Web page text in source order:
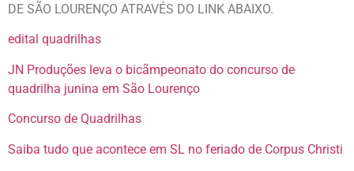
DE SÃO LOURENÇO ATRAVÉS DO LINK ABAIXO.
edital quadrilhas
JN Produções leva o bicãmpeonato do concurso de
quadrilha junina em São Lourenço
Concurso de Quadrilhas
Saiba tudo que acontece em SL no feriado de Corpus Christi